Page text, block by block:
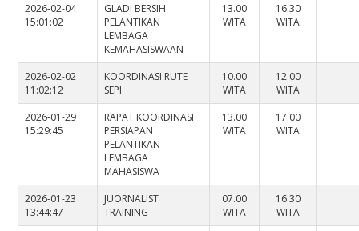
2026-02-04
15:01:02
GLADI BERSIH
PELANTIKAN
LEMBAGA
KEMAHASISWAAN
13.00
WITA
16.30
WITA
2026-02-02
11:02:12
KOORDINASI RUTE
SEPI
10.00
WITA
12.00
WITA
2026-01-29
15:29:45
RAPAT KOORDINASI
PERSIAPAN
PELANTIKAN
LEMBAGA
MAHASISWA
13.00
WITA
17.00
WITA
2026-01-23
13:44:47
JUORNALIST
TRAINING
07.00
WITA
16.30
WITA